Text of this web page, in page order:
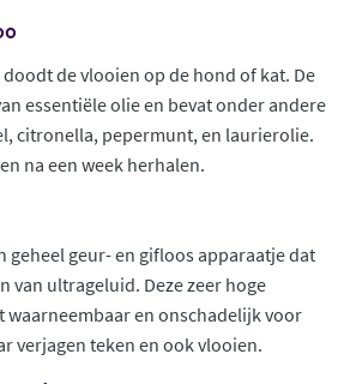
doodt de vlooien op de hond of kat. De
essentiële olie en bevat onder andere
citronella, pepermunt, en laurierolie.
na een week herhalen.
geheel geur- en gifloos apparaatje dat
van ultrageluid. Deze zeer hoge
waarneembaar en onschadelijk voor
verjagen teken en ook vlooien.